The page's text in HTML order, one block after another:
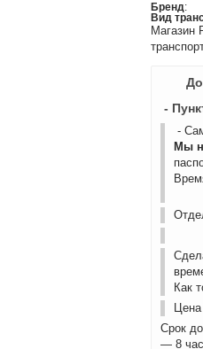
Бренд:
Вид
Магазин
-
-
Мы
Как
Срок
— 8